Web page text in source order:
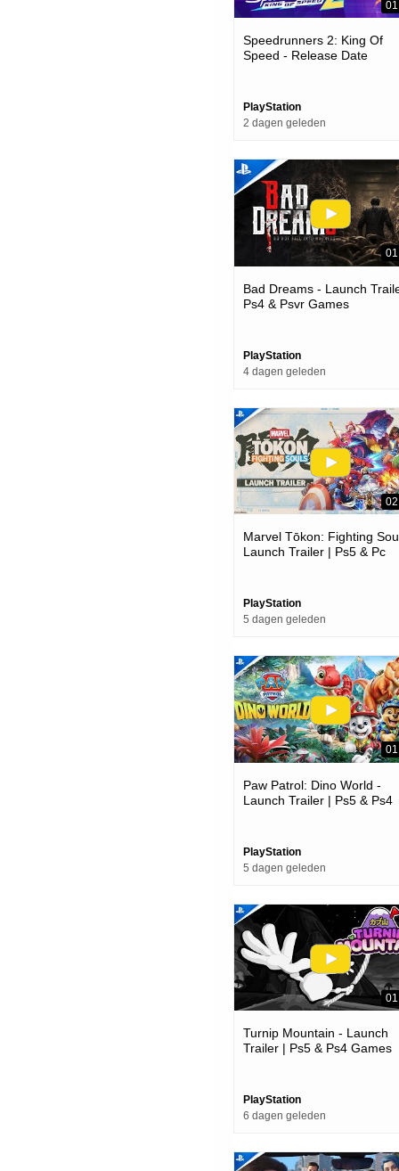
Speedrunners 2: King Of
Speed - Release Date
PlayStation
2 dagen geleden
Bad Dreams - Launch
Ps4 & Psvr Games
PlayStation
4 dagen geleden
Marvel Tōkon: Fighting
Launch Trailer | Ps5 & Pc
PlayStation
5 dagen geleden
Paw Patrol: Dino World -
Launch Trailer | Ps5 & Ps4
PlayStation
5 dagen geleden
Turnip Mountain - Launch
Trailer | Ps5 & Ps4 Games
PlayStation
6 dagen geleden